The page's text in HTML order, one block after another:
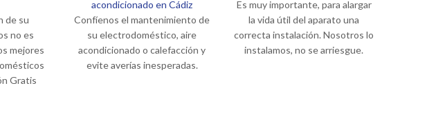
de su
no es
mejores
Gratis
Confíenos el mantenimiento de
su electrodoméstico, aire
acondicionado o calefacción y
evite averías inesperadas.
Es muy importante, para alargar
la vida útil del aparato una
correcta instalación. Nosotros lo
instalamos, no se arriesgue.